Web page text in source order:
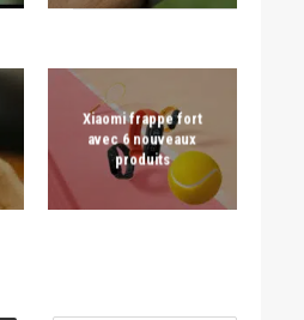
Xiaomi frappe fort
avec 6 nouveaux
produits